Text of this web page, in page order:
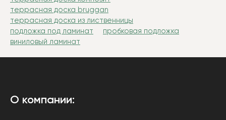
террасная доска bruggan
террасная доска из лиственницы
подложка под ламинат
пробковая подложка
виниловый ламинат
О компании: